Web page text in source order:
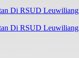
Di RSUD Leuwiliang